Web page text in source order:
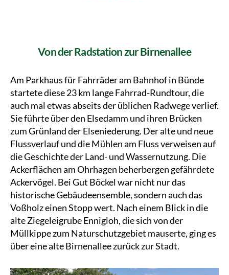
Von der Radstation zur Birnenallee
Am Parkhaus für Fahrräder am Bahnhof in Bünde
startete diese 23 km lange Fahrrad-Rundtour, die
auch mal etwas abseits der üblichen Radwege verlief.
Sie führte über den Elsedamm und ihren Brücken
zum Grünland der Elseniederung. Der alte und neue
Flussverlauf und die Mühlen am Fluss verweisen auf
die Geschichte der Land- und Wassernutzung. Die
Ackerflächen am Ohrhagen beherbergen gefährdete
Ackervögel. Bei Gut Böckel war nicht nur das
historische Gebäudeensemble, sondern auch das
Voßholz einen Stopp wert. Nach einem Blick in die
alte Ziegeleigrube Ennigloh, die sich von der
Müllkippe zum Naturschutzgebiet mauserte, ging es
über eine alte Birnenallee zurück zur Stadt.